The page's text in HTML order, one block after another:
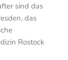
sind das
das
Rostock